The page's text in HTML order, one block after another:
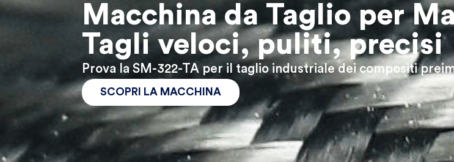
Macchina da Taglio per
Tagli veloci, puliti, precisi
Prova la SM-322-TA per il taglio industriale dei compositi
SCOPRI LA MACCHINA